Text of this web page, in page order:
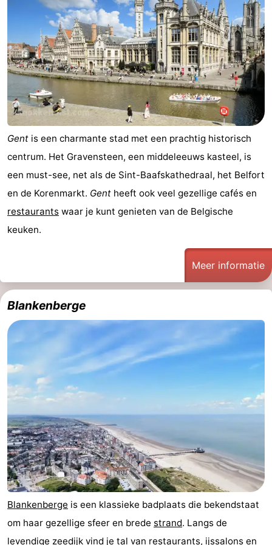
breakfasts)
Vakantiehuizen
-
Beachside
-
Blankenberger
Duinen
-
Center
Parcs
De
Haan
Last
minutes
Strand
Zien
&
Bezienswaardigheden
Musea
-
Uitkijkpunten
Attracties
-
Rondvaarten
-
Boerderijen
-
Speeltuinen
-
Binnenspeeltuinen
-
Bowlen
-
Minigolfbanen
Wellness
Gent is een charmante stad met een prachtig historisch
centrum. Het Gravensteen, een middeleeuws kasteel, is
een must-see, net als de Sint-Baafskathedraal, het Belfort
en de Korenmarkt. Gent heeft ook veel gezellige cafés en
restaurants waar je kunt genieten van de Belgische
keuken.
Meer informatie
Blankenberge
Blankenberge is een klassieke badplaats die bekendstaat
om haar gezellige sfeer en brede strand. Langs de
levendige zeedijk vind je tal van restaurants, ijssalons en